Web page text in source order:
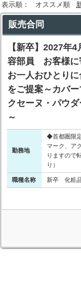
表示順： オススメ順
販売合同
【新卒】2027年
容部員 お客様に
お一人おひとり
をご提案～カバ
クセーヌ・パウダ
～
勤務地
◆首都圏限
マーク、ア
りますので
り）
職種名称 新卒 化粧品